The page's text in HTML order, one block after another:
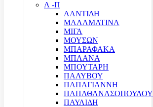
Λ -Π
ΛΑΝΤΙΔΗ
ΜΑΛΑΜΑΤΙΝΑ
ΜΙΓΑ
ΜΟΥΣΩΝ
ΜΠΑΡΑΦΑΚΑ
ΜΠΛΑΝΑ
ΜΠΟΥΤΑΡΗ
ΠΑΛΥΒΟΥ
ΠΑΠΑΓΙΑΝΝΗ
ΠΑΠΑΘΑΝΑΣΟΠΟΥΛΟΥ
ΠΑΥΛΙΔΗ